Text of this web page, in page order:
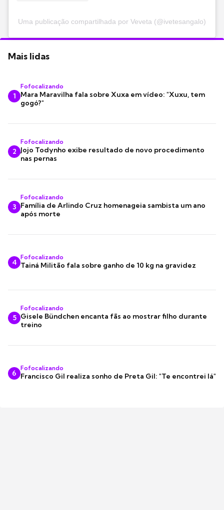
Uma publicação compartilhada por Veveta (@ivetesangalo)
Mais lidas
1
Fofocalizando
Mara Maravilha fala sobre Xuxa em vídeo: "Xuxu, tem
gogó?"
2
Fofocalizando
Jojo Todynho exibe resultado de novo procedimento
nas pernas
3
Fofocalizando
Família de Arlindo Cruz homenageia sambista um ano
após morte
4
Fofocalizando
Tainá Militão fala sobre ganho de 10 kg na gravidez
5
Fofocalizando
Gisele Bündchen encanta fãs ao mostrar filho durante
treino
6
Fofocalizando
Francisco Gil realiza sonho de Preta Gil: "Te encontrei lá"